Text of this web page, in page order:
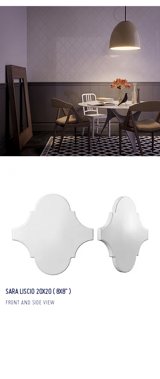
SARA LISCIO 20X20 ( 8X8" )
FRONT AND SIDE VIEW